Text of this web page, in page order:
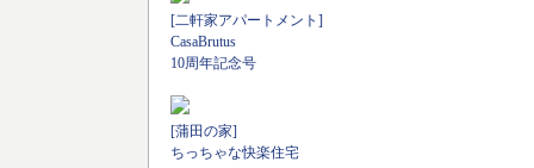
[二軒家アパートメント]
CasaBrutus
10周年記念号
[蒲田の家]
ちっちゃな快楽住宅